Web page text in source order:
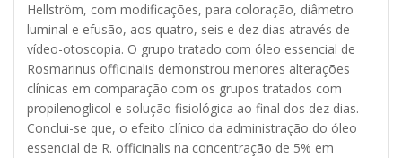
Hellström, com modificações, para coloração, diâmetro
luminal e efusão, aos quatro, seis e dez dias através de
vídeo-otoscopia. O grupo tratado com óleo essencial de
Rosmarinus officinalis demonstrou menores alterações
clínicas em comparação com os grupos tratados com
propilenoglicol e solução fisiológica ao final dos dez dias.
Conclui-se que, o efeito clínico da administração do óleo
essencial de R. officinalis na concentração de 5% em